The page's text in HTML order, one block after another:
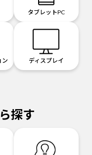
タブレットPC
ン ディスプレイ
探す